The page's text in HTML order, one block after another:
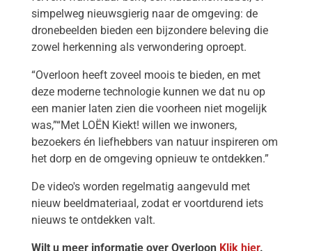
simpelweg nieuwsgierig naar de omgeving: de
dronebeelden bieden een bijzondere beleving die
zowel herkenning als verwondering oproept.
“Overloon heeft zoveel moois te bieden, en met
deze moderne technologie kunnen we dat nu op
een manier laten zien die voorheen niet mogelijk
was,”“Met LOËN Kiekt! willen we inwoners,
bezoekers én liefhebbers van natuur inspireren om
het dorp en de omgeving opnieuw te ontdekken.”
De video's worden regelmatig aangevuld met
nieuw beeldmateriaal, zodat er voortdurend iets
nieuws te ontdekken valt.
Wilt u meer informatie over Overloon Klik hier.